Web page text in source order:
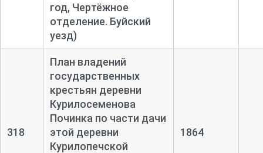
год, Чертёжное
отделение. Буйский
уезд)
318
План владений
государственных
крестьян деревни
Курилосеменова
Починка по части дачи
этой деревни
Курилопечской
1864